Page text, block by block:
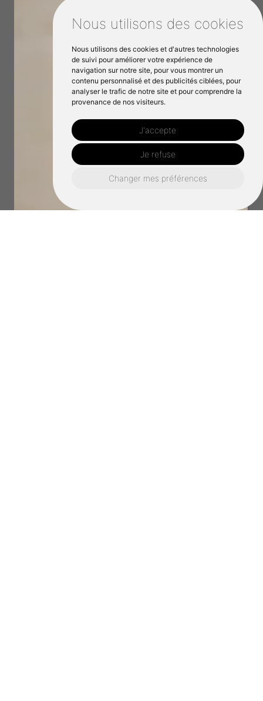
Nous utilisons des cookies
Nous utilisons des cookies et d'autres technologies
de suivi pour améliorer votre expérience de
navigation sur notre site, pour vous montrer un
contenu personnalisé et des publicités ciblées, pour
analyser le trafic de notre site et pour comprendre la
provenance de nos visiteurs.
J'accepte
Je refuse
Changer mes préférences